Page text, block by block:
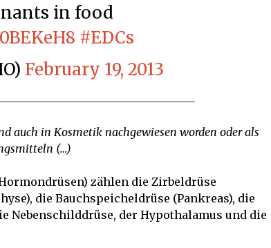
in food
#EDCs
February 19, 2013
auch in Kosmetik nachgewiesen worden oder als
(…)
zählen die Zirbeldrüse
die Bauchspeicheldrüse (Pankreas), die
Nebenschilddrüse, der Hypothalamus und die